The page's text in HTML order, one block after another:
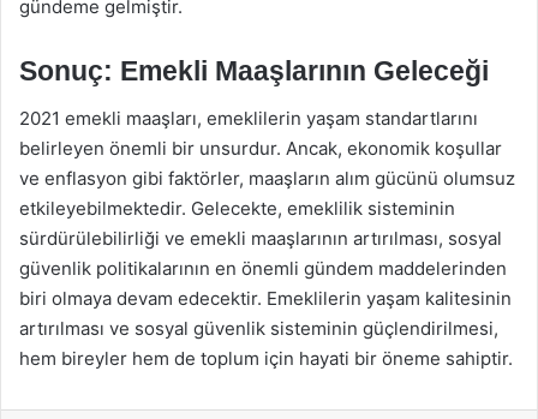
gündeme gelmiştir.
Sonuç: Emekli Maaşlarının Geleceği
2021 emekli maaşları, emeklilerin yaşam standartlarını
belirleyen önemli bir unsurdur. Ancak, ekonomik koşullar
ve enflasyon gibi faktörler, maaşların alım gücünü olumsuz
etkileyebilmektedir. Gelecekte, emeklilik sisteminin
sürdürülebilirliği ve emekli maaşlarının artırılması, sosyal
güvenlik politikalarının en önemli gündem maddelerinden
biri olmaya devam edecektir. Emeklilerin yaşam kalitesinin
artırılması ve sosyal güvenlik sisteminin güçlendirilmesi,
hem bireyler hem de toplum için hayati bir öneme sahiptir.